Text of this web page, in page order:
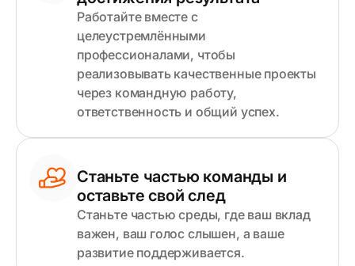
Работайте вместе с
целеустремлёнными
профессионалами, чтобы
реализовывать качественные проекты
через командную работу,
ответственность и общий успех.
Станьте частью команды и
оставьте свой след
Станьте частью среды, где ваш вклад
важен, ваш голос слышен, а ваше
развитие поддерживается.